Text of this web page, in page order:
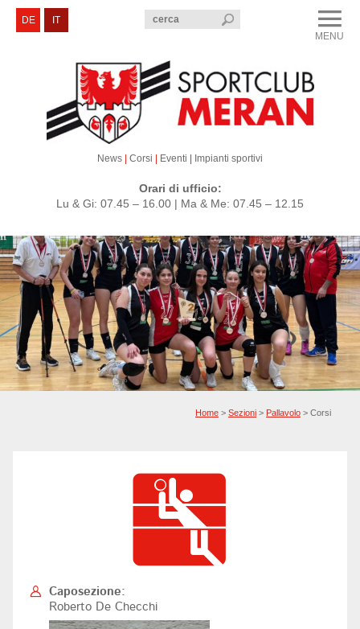
News | Corsi | Eventi | Impianti sportivi
Orari di ufficio:
Lu & Gi: 07.45 – 16.00 | Ma & Me: 07.45 – 12.15
DE
IT
MENU
menu CLOSE
Sportclub Merano
Corsi e Eventi
Servizi e Contatti
Home > Sezioni > Pallavolo > Corsi
Caposezione:
Roberto De Checchi